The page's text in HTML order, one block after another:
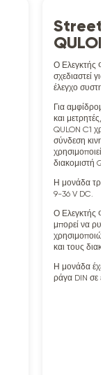
Street
QULON
Ο Ελεγκτής
σχεδιαστεί
έλεγχο
Για αμφίδρομη
και μετρητές,
QULON C1
σύνδεση
διακομιστή
Η μονάδα
9-36 V DC.
Ο Ελεγκτής
μπορεί να
και τους
Η μονάδα έχει
ράγα DIN σε